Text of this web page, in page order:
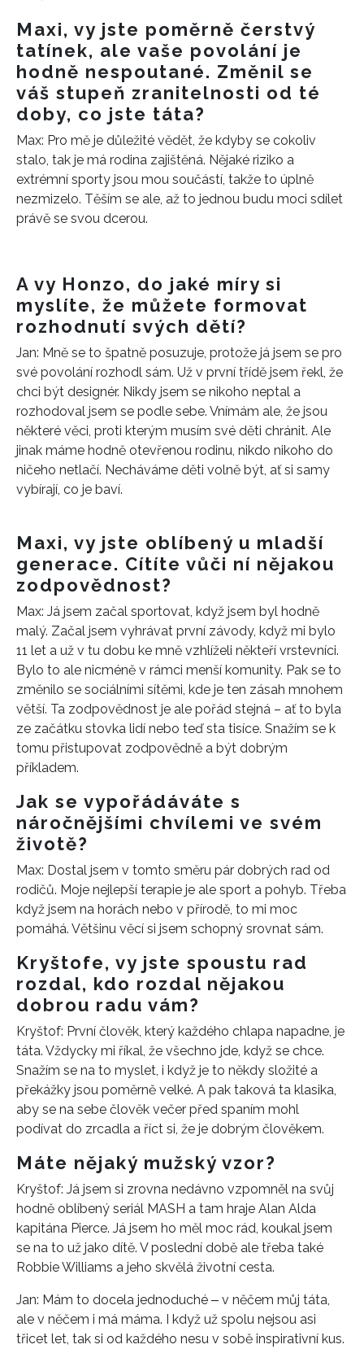
Maxi, vy jste poměrně čerstvý
tatínek, ale vaše povolání je
hodně nespoutané. Změnil se
váš stupeň zranitelnosti od té
doby, co jste táta?
Max: Pro mě je důležité vědět, že kdyby se cokoliv
stalo, tak je má rodina zajištěná. Nějaké riziko a
extrémní sporty jsou mou součástí, takže to úplně
nezmizelo. Těším se ale, až to jednou budu moci sdílet
právě se svou dcerou.
A vy Honzo, do jaké míry si
myslíte, že můžete formovat
rozhodnutí svých dětí?
Jan: Mně se to špatně posuzuje, protože já jsem se pro
své povolání rozhodl sám. Už v první třídě jsem řekl, že
chci být designér. Nikdy jsem se nikoho neptal a
rozhodoval jsem se podle sebe. Vnímám ale, že jsou
některé věci, proti kterým musím své děti chránit. Ale
jinak máme hodně otevřenou rodinu, nikdo nikoho do
ničeho netlačí. Necháváme děti volně být, ať si samy
vybírají, co je baví.
Maxi, vy jste oblíbený u mladší
generace. Cítíte vůči ní nějakou
zodpovědnost?
Max: Já jsem začal sportovat, když jsem byl hodně
malý. Začal jsem vyhrávat první závody, když mi bylo
11 let a už v tu dobu ke mně vzhlíželi někteří vrstevníci.
Bylo to ale nicméně v rámci menší komunity. Pak se to
změnilo se sociálními sítěmi, kde je ten zásah mnohem
větší. Ta zodpovědnost je ale pořád stejná – ať to byla
ze začátku stovka lidí nebo teď sta tisíce. Snažím se k
tomu přistupovat zodpovědně a být dobrým
příkladem.
Jak se vypořádáváte s
náročnějšími chvílemi ve svém
životě?
Max: Dostal jsem v tomto směru pár dobrých rad od
rodičů. Moje nejlepší terapie je ale sport a pohyb. Třeba
když jsem na horách nebo v přírodě, to mi moc
pomáhá. Většinu věcí si jsem schopný srovnat sám.
Kryštofe, vy jste spoustu rad
rozdal, kdo rozdal nějakou
dobrou radu vám?
Kryštof: První člověk, který každého chlapa napadne, je
táta. Vždycky mi říkal, že všechno jde, když se chce.
Snažím se na to myslet, i když je to někdy složité a
překážky jsou poměrně velké. A pak taková ta klasika,
aby se na sebe člověk večer před spaním mohl
podívat do zrcadla a říct si, že je dobrým člověkem.
Máte nějaký mužský vzor?
Kryštof: Já jsem si zrovna nedávno vzpomněl na svůj
hodně oblíbený seriál MASH a tam hraje Alan Alda
kapitána Pierce. Já jsem ho měl moc rád, koukal jsem
se na to už jako dítě. V poslední době ale třeba také
Robbie Williams a jeho skvělá životní cesta.
Jan: Mám to docela jednoduché ‒ v něčem můj táta,
ale v něčem i má máma. I když už spolu nejsou asi
třicet let, tak si od každého nesu v sobě inspirativní kus.